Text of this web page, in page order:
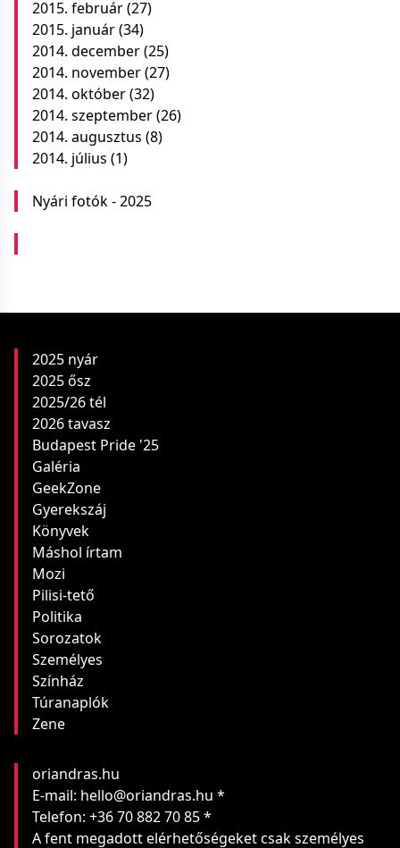
2015. február(27)
2015. január(34)
2014. december(25)
2014. november(27)
2014. október(32)
2014. szeptember(26)
2014. augusztus (8)
2014. július (1)
Nyári fotók - 2025
2025 nyár
2025 ősz
2025/26 tél
2026 tavasz
Budapest Pride '25
Galéria
GeekZone
Gyerekszáj
Könyvek
Máshol írtam
Mozi
Pilisi-tető
Politika
Sorozatok
Személyes
Színház
Túranaplók
Zene
oriandras.hu
E-mail: hello@oriandras.hu *
Telefon: +36 70 882 70 85 *
A fent megadott elérhetőségeket csak személyes